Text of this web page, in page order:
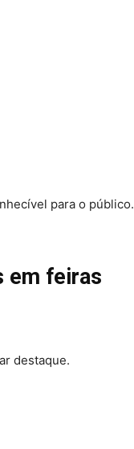
para o público.
em feiras
destaque.